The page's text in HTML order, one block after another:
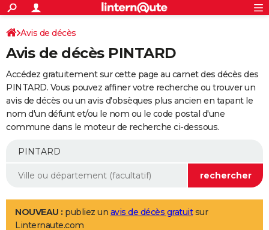
ACTUALITÉS
Politique
Société
Faits Divers
Education
Monde
Villes
+
SPORT
Coupe du monde 2026
Football
Tennis
Cyclisme
Rugby
Forum
Programme TV
TNT
Streaming
Cinéma
Sorties cinéma
Musique
+
FINANCE
Retraite
Epargne
Immobilier
Risques naturels par ville
Banque
Assurance
AUTO
Essais
Réserver un essai
Citadines
Berlines
SUV
Forum auto
+
Mobiles
Meilleur smartphone
Internet
Ordinateurs
Jeux vidéo
Guide high-tech
Aménagement intérieur
LIFESTYLE
Avis de décès
Avis de décès PINTARD
Accédez gratuitement sur cette page au carnet des décès des
PINTARD. Vous pouvez affiner votre recherche ou trouver un
avis de décès ou un avis d'obsèques plus ancien en tapant le
nom d'un défunt et/ou le nom ou le code postal d'une
commune dans le moteur de recherche ci-dessous.
NOUVEAU : publiez un avis de décès gratuitsur
Linternaute.com